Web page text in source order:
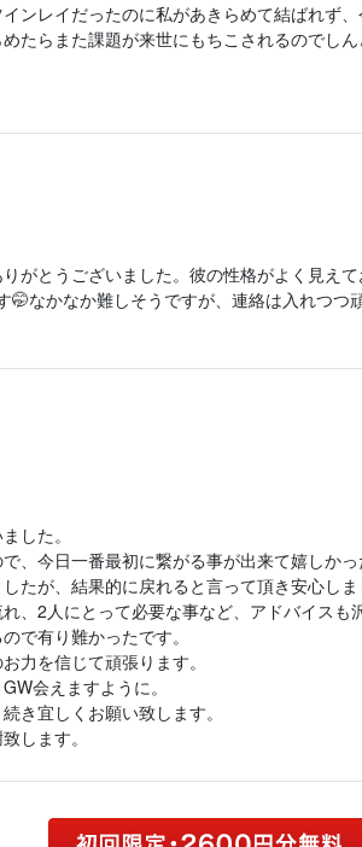
ンレイだったのに私があきらめて結ばれず、
たらまた課題が来世にもちこされるのでし
がとうございました。彼の性格がよく見え
🤭なかなか難しそうですが、連絡は入れつ
した。
、今日一番最初に繋がる事が出来て嬉しかっ
たが、結果的に戻れると言って頂き安心しま
、2人にとって必要な事など、アドバイスも
で有り難かったです。
力を信じて頑張ります。
会えますように。
き宜しくお願い致します。
します。